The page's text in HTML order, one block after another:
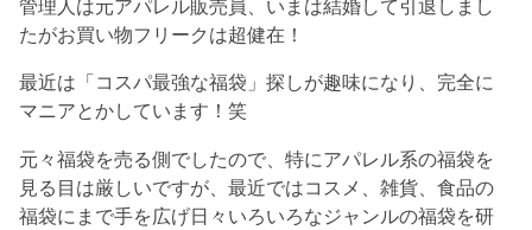
管理人は元アパレル販売員、いまは結婚して引退しまし
たがお買い物フリークは超健在！
最近は「コスパ最強な福袋」探しが趣味になり、完全に
マニアとかしています！笑
元々福袋を売る側でしたので、特にアパレル系の福袋を
見る目は厳しいですが、最近ではコスメ、雑貨、食品の
福袋にまで手を広げ日々いろいろなジャンルの福袋を研